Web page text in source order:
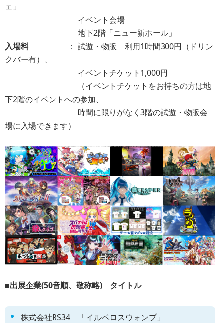
ェ」
イベント会場
地下2階「ニュー新ホール」
入場料
： 試遊・物販 利用1時間300円（ドリン
クバー有）、
イベントチケット1,000円
（イベントチケットをお持ちの方は地
下2階のイベントへの参加、
時間に限りがなく3階の試遊・物販会
場に入場できます）
■出展企業(50音順、敬称略) タイトル
株式会社RS34 「イルベロスウォンプ」